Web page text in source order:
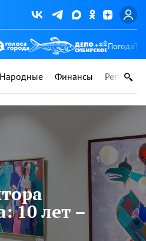
Погода
Народные Финансы Регионы
10 лет –